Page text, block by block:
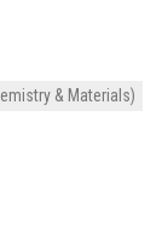
& Materials)